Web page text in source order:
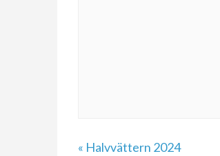
« Halvvättern 2024